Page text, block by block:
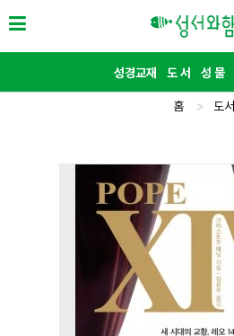
성경교재 도 서 성 물
홈 > 도서